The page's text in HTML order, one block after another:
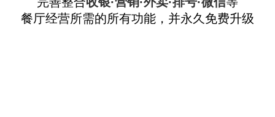
餐厅经营所需的所有功能，并永久免费升级